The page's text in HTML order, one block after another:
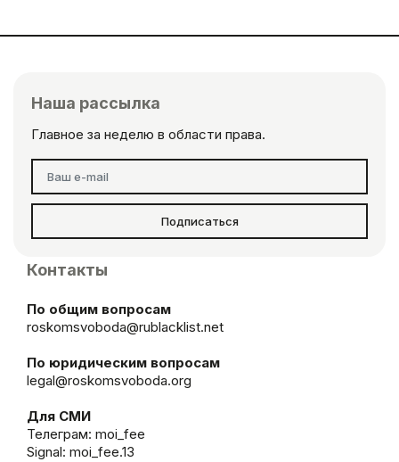
Наша рассылка
Главное за неделю в области права.
Подписаться
Контакты
По общим вопросам
roskomsvoboda@rublacklist.net
По юридическим вопросам
legal@roskomsvoboda.org
Для СМИ
Телеграм: moi_fee
Signal: moi_fee.13